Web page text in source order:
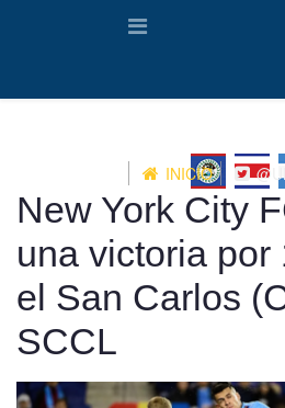
INICIO
New York City
una victoria por
el San ​​Carlos
SCCL